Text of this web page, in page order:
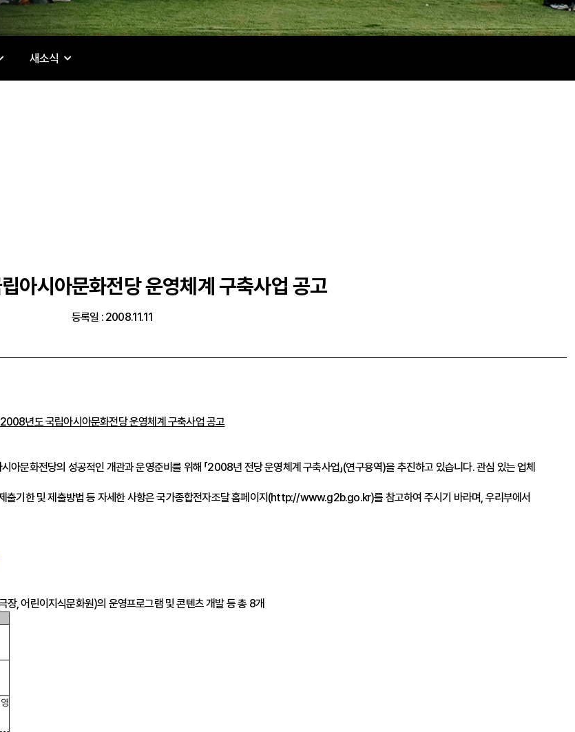
새소식
아시아문화전당 운영체계 구축사업 공고
등록일 : 2008.11.11
2008년도 국립아시아문화전당 운영체계 구축사업 공고
문화전당의 성공적인 개관과 운영준비를 위해 「2008년 전당 운영체계 구축사업」(연구용역)을 추진하고 있습니다. 관심 있는 업체
기한 및 제출방법 등 자세한 사항은 국가종합전자조달 홈페이지(http://www.g2b.go.kr)를 참고하여 주시기 바라며, 우리부에서
, 어린이지식문화원)의 운영프로그램 및 콘텐츠 개발 등 총 8개